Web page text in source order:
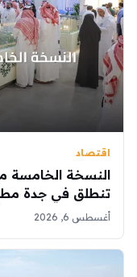
اقتصاد
النسخة الخامسة
تنطلق في جدة
أغسطس 6, 2026